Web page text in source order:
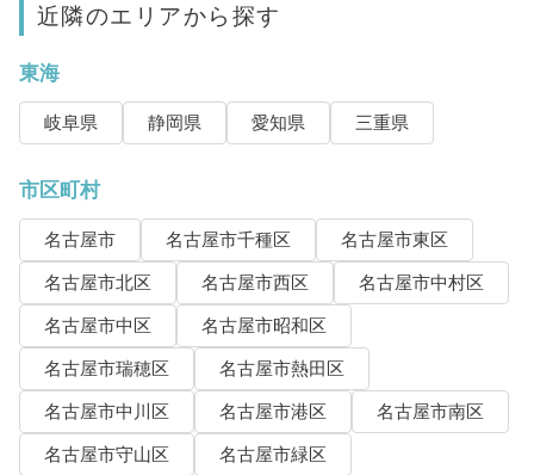
近隣のエリアから探す
東海
岐阜県 静岡県 愛知県 三重県
市区町村
名古屋市 名古屋市千種区
名古屋市東区
名古屋市北区
名古屋市西区
名古屋市中村区
名古屋市中区
名古屋市昭和区
名古屋市瑞穂区
名古屋市熱田区
名古屋市中川区
名古屋市港区
名古屋市南区
名古屋市守山区
名古屋市緑区